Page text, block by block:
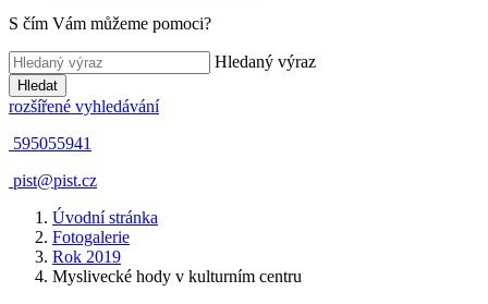
S čím Vám můžeme pomoci?
Hledaný výraz
Hledat
rozšířené vyhledávání
595055941
pist@pist.cz
Úvodní stránka
Fotogalerie
Rok 2019
Myslivecké hody v kulturním centru